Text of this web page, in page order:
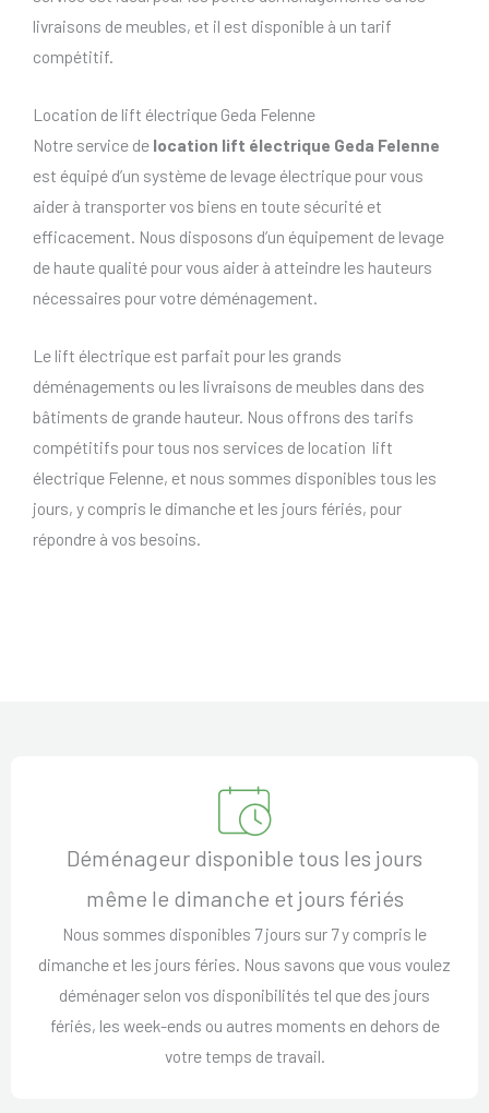
livraisons de meubles, et il est disponible à un tarif
compétitif.
Location de lift électrique Geda Felenne
Notre service de location lift électrique Geda Felenne
est équipé d’un système de levage électrique pour vous
aider à transporter vos biens en toute sécurité et
efficacement. Nous disposons d’un équipement de levage
de haute qualité pour vous aider à atteindre les hauteurs
nécessaires pour votre déménagement.
Le lift électrique est parfait pour les grands
déménagements ou les livraisons de meubles dans des
bâtiments de grande hauteur. Nous offrons des tarifs
compétitifs pour tous nos services de location lift
électrique Felenne, et nous sommes disponibles tous les
jours, y compris le dimanche et les jours fériés, pour
répondre à vos besoins.
Déménageur disponible tous les jours
même le dimanche et jours fériés
Nous sommes disponibles 7 jours sur 7 y compris le
dimanche et les jours féries. Nous savons que vous voulez
déménager selon vos disponibilités tel que des jours
fériés, les week-ends ou autres moments en dehors de
votre temps de travail.